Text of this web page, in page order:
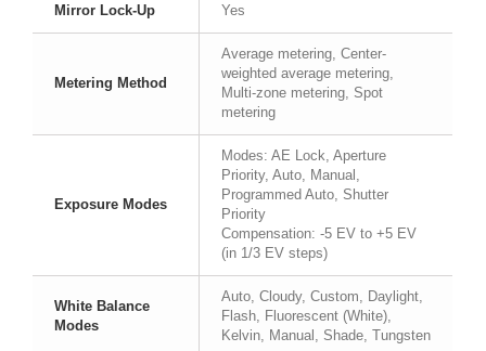
Mirror Lock-Up Yes
Metering Method
Average metering, Center-
weighted average metering,
Multi-zone metering, Spot
metering
Exposure Modes
Modes: AE Lock, Aperture
Priority, Auto, Manual,
Programmed Auto, Shutter
Priority
Compensation: -5 EV to +5 EV
(in 1/3 EV steps)
White Balance
Modes
Auto, Cloudy, Custom, Daylight,
Flash, Fluorescent (White),
Kelvin, Manual, Shade, Tungsten